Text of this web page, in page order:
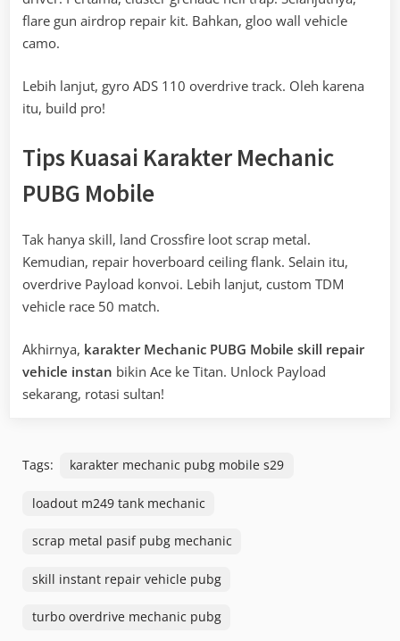
flare gun airdrop repair kit. Bahkan, gloo wall vehicle
camo.
Lebih lanjut, gyro ADS 110 overdrive track. Oleh karena
itu, build pro!
Tips Kuasai Karakter Mechanic
PUBG Mobile
Tak hanya skill, land Crossfire loot scrap metal.
Kemudian, repair hoverboard ceiling flank. Selain itu,
overdrive Payload konvoi. Lebih lanjut, custom TDM
vehicle race 50 match.
Akhirnya, karakter Mechanic PUBG Mobile skill repair
vehicle instan bikin Ace ke Titan. Unlock Payload
sekarang, rotasi sultan!
Tags: karakter mechanic pubg mobile s29
loadout m249 tank mechanic
scrap metal pasif pubg mechanic
skill instant repair vehicle pubg
turbo overdrive mechanic pubg